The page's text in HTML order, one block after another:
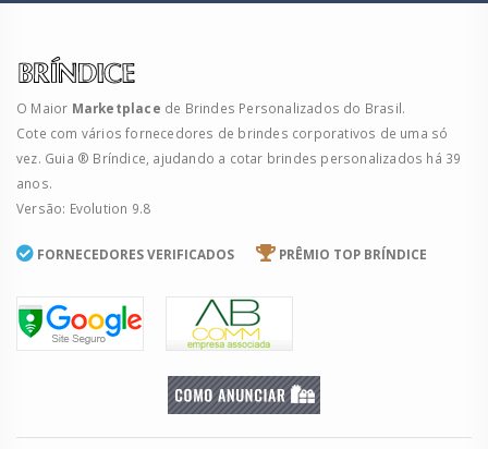
O Maior Marketplace de Brindes Personalizados do Brasil.
Cote com vários fornecedores de brindes corporativos de uma só
vez. Guia ® Bríndice, ajudando a cotar brindes personalizados há 39
anos.
Versão: Evolution 9.8
FORNECEDORES VERIFICADOS PRÊMIO TOP BRÍNDICE